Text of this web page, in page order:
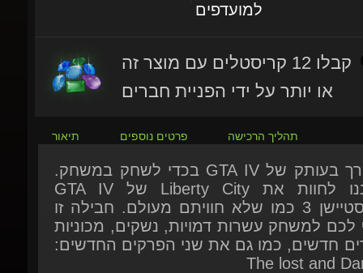
או יותר על ידי הפניית חברים
אין צורך בעותק של GTA IV בכדי לשחק במשחק.
בפלייסטיישן 3 כמו שלא חוויתם מעולם. חבילה זו
לכם למשחק עשרות דמויות, נשקים, מכוניות
חדשים, כמו גם את שני הפרקים החדשים:
The lost and
ו-The Ballad of Gay Tony. זהו שילוב מושלם בין